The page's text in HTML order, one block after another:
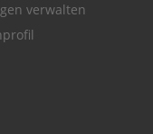
verwalten